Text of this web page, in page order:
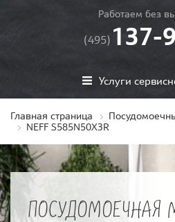
Работаем без
(495) 137-
Услуги
Главная страница
NEFF S585N50X3R
ПОСУДОМОЕЧНАЯ